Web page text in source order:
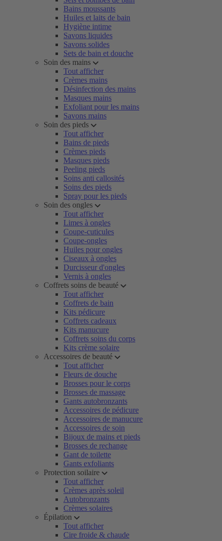
Bains moussants
Huiles et laits de bain
Hygiène intime
Savons liquides
Savons solides
Sets de bain et douche
Soin des mains
Tout afficher
Crèmes mains
Désinfection des mains
Masques mains
Exfoliant pour les mains
Savons mains
Soin des pieds
Tout afficher
Bains de pieds
Crèmes pieds
Masques pieds
Peeling pieds
Soins anti callosités
Soins des pieds
Spray pour les pieds
Soin des ongles
Tout afficher
Limes à ongles
Coupe-cuticules
Coupe-ongles
Huiles pour ongles
Ciseaux à ongles
Durcisseur d'ongles
Vernis à ongles
Coffrets soins de beauté
Tout afficher
Coffrets de bain
Kits pédicure
Coffrets cadeaux
Kits manucure
Coffrets soins du corps
Kits crème solaire
Accessoires de beauté
Tout afficher
Fleurs de douche
Brosses pour le corps
Brosses de massage
Gants autobronzants
Accessoires de pédicure
Accessoires de manucure
Accessoires de soin
Bijoux de mains et pieds
Brosses de rechange
Gant de toilette
Gants exfoliants
Protection soilaire
Tout afficher
Crèmes après soleil
Autobronzants
Crèmes solaires
Épilation
Tout afficher
Cire froide & chaude